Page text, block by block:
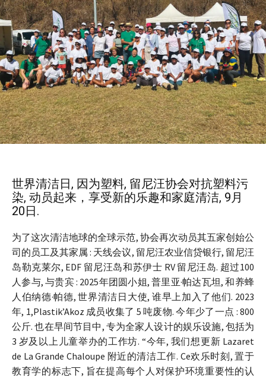
世界清洁日, 因为塑料, 留尼汪协会对抗塑料污
染, 动员起来，享受新的乐趣和家庭清洁, 9月
20日.
为了这次清洁地球的全球示范, 协会再次动员其五家创始公
司的员工及其家属 : 天线会议, 留尼汪农业信贷银行, 留尼汪
岛勒克莱尔, EDF 留尼汪岛和苏伊士 RV 留尼汪岛. 超过100
人参与, 与贵宾 : 2025年团圆小姐, 普里亚·帕达瓦坦, 和养蜂
人伯纳德·帕德, 世界清洁日大使, 谁早上加入了他们. 2023
年, 1,Plastik’Akoz 成员收集了 5 吨废物. 今年少了一点 : 800
公斤. 也在早间节目中, 专为全家人设计的娱乐设施, 包括为
3 岁及以上儿童举办的工作坊. “今年, 我们想更新 Lazaret
de La Grande Chaloupe 附近的清洁工作. Ce欢乐时刻, 置于
教育学的标志下, 旨在提高每个人对保护环境重要性的认